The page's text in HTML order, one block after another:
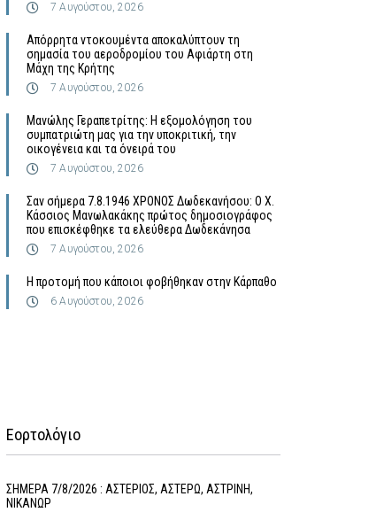
7 Αυγούστου, 2026
Απόρρητα ντοκουμέντα αποκαλύπτουν τη
σημασία του αεροδρομίου του Αφιάρτη στη
Μάχη της Κρήτης
7 Αυγούστου, 2026
Μανώλης Γεραπετρίτης: Η εξομολόγηση του
συμπατριώτη μας για την υποκριτική, την
οικογένεια και τα όνειρά του
7 Αυγούστου, 2026
Σαν σήμερα 7.8.1946 ΧΡΟΝΟΣ Δωδεκανήσου: Ο Χ.
Κάσσιος Μανωλακάκης πρώτος δημοσιογράφος
που επισκέφθηκε τα ελεύθερα Δωδεκάνησα
7 Αυγούστου, 2026
Η προτομή που κάποιοι φοβήθηκαν στην Κάρπαθο
6 Αυγούστου, 2026
Εορτολόγιο
ΣΗΜΕΡΑ 7/8/2026 : ΑΣΤΕΡΙΟΣ, ΑΣΤΕΡΩ, ΑΣΤΡΙΝΗ,
ΝΙΚΑΝΩΡ